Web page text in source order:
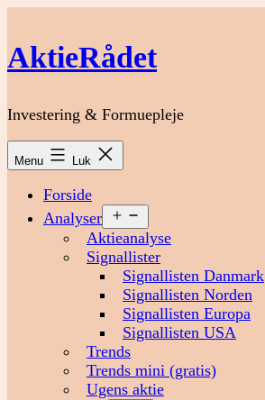
indhold
AktieRådet
Investering & Formuepleje
Menu Luk
Forside
Analyser
menu
Aktieanalyse
Signallister
Signallisten Danmark
Signallisten Norden
Signallisten Europa
Signallisten USA
Trends
Trends mini (gratis)
Ugens aktie